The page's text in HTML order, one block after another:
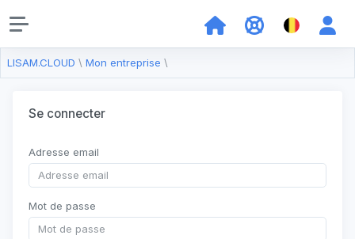
LISAM.CLOUD \ Mon entreprise \
Se connecter
Adresse email
Mot de passe